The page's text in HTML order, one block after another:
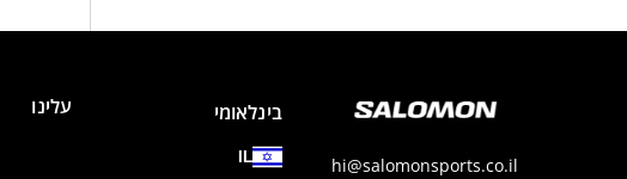
hi@salomonsports.co.il
בינלאומי
IL
עלינו